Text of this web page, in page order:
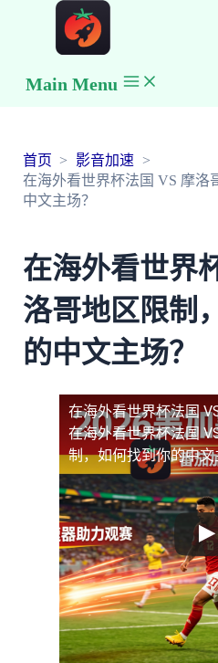
Main Menu
首页
影音加速
在海外看世界杯法国 VS 摩洛
中文主场？
在海外看世界
洛哥地区限制
的中文主场？
在海外看世界杯法国
在海外看世界杯法国
制，如何找到你的中文